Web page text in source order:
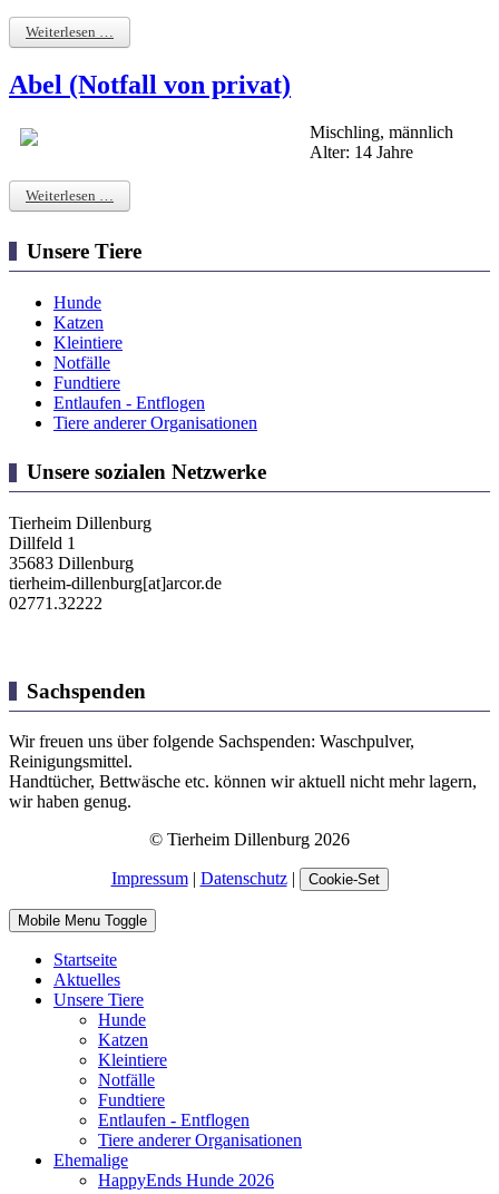
Weiterlesen …
Abel (Notfall von privat)
Mischling, männlich
Alter: 14 Jahre
Weiterlesen …
Unsere Tiere
Hunde
Katzen
Kleintiere
Notfälle
Fundtiere
Entlaufen - Entflogen
Tiere anderer Organisationen
Unsere sozialen Netzwerke
Tierheim Dillenburg
Dillfeld 1
35683 Dillenburg
tierheim-dillenburg[at]arcor.de
02771.32222
Sachspenden
Wir freuen uns über folgende Sachspenden: Waschpulver,
Reinigungsmittel.
Handtücher, Bettwäsche etc. können wir aktuell nicht mehr lagern,
wir haben genug.
© Tierheim Dillenburg 2026
Impressum| Datenschutz| Cookie-Set
Mobile Menu Toggle
Startseite
Aktuelles
Unsere Tiere
Hunde
Katzen
Kleintiere
Notfälle
Fundtiere
Entlaufen - Entflogen
Tiere anderer Organisationen
Ehemalige
HappyEnds Hunde 2026